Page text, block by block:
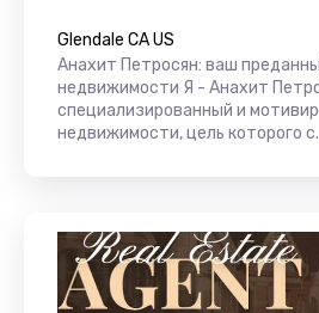
Glendale CA US
Анахит Петросян: ваш
недвижимости Я - Анахит
специализированный и
недвижимости, цель которого